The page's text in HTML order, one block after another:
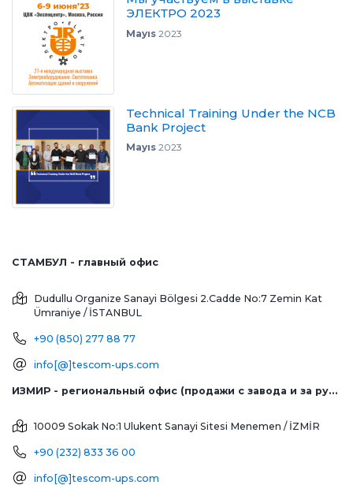
ЭЛЕКТРО 2023
Mayıs2023
Technical Training Under the NCB
Bank Project
Mayıs2023
СТАМБУЛ - главный офис
Dudullu Organize Sanayi Bölgesi 2.Cadde No:7 Zemin Kat
Ümraniye / İSTANBUL
+90 (850) 277 88 77
info[@]tescom-ups.com
ИЗМИР - региональный офис (продажи с завода и за рубеж)
10009 Sokak No:1 Ulukent Sanayi Sitesi Menemen / İZMİR
+90 (232) 833 36 00
info[@]tescom-ups.com